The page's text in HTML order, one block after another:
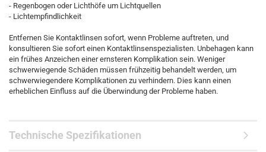
- Regenbogen oder Lichthöfe um Lichtquellen
- Lichtempfindlichkeit
Entfernen Sie Kontaktlinsen sofort, wenn Probleme auftreten, und
konsultieren Sie sofort einen Kontaktlinsenspezialisten. Unbehagen kann
ein frühes Anzeichen einer ernsteren Komplikation sein. Weniger
schwerwiegende Schäden müssen frühzeitig behandelt werden, um
schwerwiegendere Komplikationen zu verhindern. Dies kann einen
erheblichen Einfluss auf die Überwindung der Probleme haben.
Technische Spezifikationen